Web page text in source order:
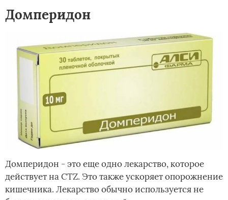
Домперидон
Домперидон - это еще одно лекарство, которое
действует на CTZ. Это также ускоряет опорожнение
кишечника. Лекарство обычно используется не